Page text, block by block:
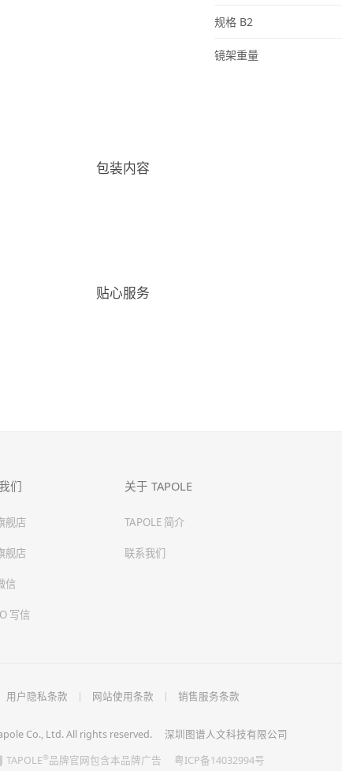
规格 B2
镜架重量
包装内容
贴心服务
们
舰店
舰店
信
写信
关于 TAPOLE
TAPOLE 简介
联系我们
用户隐私条款 网站使用条款 销售服务条款
Co., Ltd. All rights reserved. 深圳图谱人文科技有限公司
TAPOLE®品牌官网包含本品牌广告 粤ICP备14032994号